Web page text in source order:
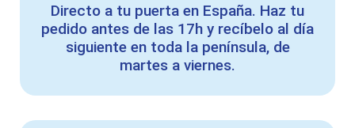
Directo a tu puerta en España. Haz tu
pedido antes de las 17h y recíbelo al día
siguiente en toda la península, de
martes a viernes.